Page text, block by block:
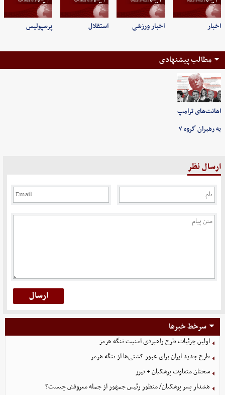
اخبار اخبار ورزشی استقلال پرسپولیس
مطالب پیشنهادی
اهانت‌های ترامپ
به رهبران گروه ۷
ارسال نظر
سرخط خبرها
اولین جزئیات طرح راهبردی امنیت تنگه هرمز
طرح جدید ایران برای عبور کشتی‌ها از تنگه هرمز
سخنان متفاوت پزشکیان + تیزر
هشدار پسر پزشکیان/ منظور رئیس جمهور از جمله معروفش چیست؟